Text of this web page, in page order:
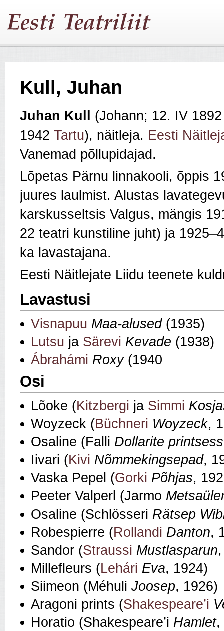
Kull, Juhan
Juhan Kull
(Johann; 12. IV
1942 Tartu), näitleja. Eesti
Vanemad põllupidajad.
Lõpetas Pärnu linnakooli, õppis
juures laulmist. Alustas
karskusseltsis Valgus, mängis
22 teatri kunstiline juht) ja
ka lavastajana.
Eesti Näitlejate Liidu teenete
Lavastusi
Visnapuu Maa-alused(1935)
Lutsu ja Särevi Kevade (1938)
Ábrahámi Roxy(1940
Osi
Lõoke (Kitzbergi ja Simmi
Woyzeck (Büchneri Woyzeck,
Osaline (Falli Dollarite printsess
Iivari (Kivi Nõmmekingsepad,
Vaska Pepel (Gorki Põhjas,
Peeter Valperl (Jarmo
Osaline (Schlösseri Rätsep
Robespierre (Rollandi Danton,
Sandor (Straussi Mustlasparun
Millefleurs (Lehári Eva, 1924)
Siimeon (Méhuli Joosep, 1926)
Aragoni prints (Shakespeare’i
Horatio (Shakespeare’i Hamlet,